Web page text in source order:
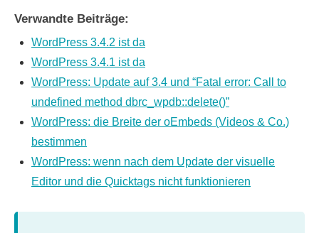
Verwandte Beiträge:
WordPress 3.4.2 ist da
WordPress 3.4.1 ist da
WordPress: Update auf 3.4 und “Fatal error: Call to
undefined method dbrc_wpdb::delete()”
WordPress: die Breite der oEmbeds (Videos & Co.)
bestimmen
WordPress: wenn nach dem Update der visuelle
Editor und die Quicktags nicht funktionieren